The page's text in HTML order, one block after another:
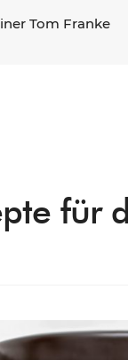
Tom Franke
für